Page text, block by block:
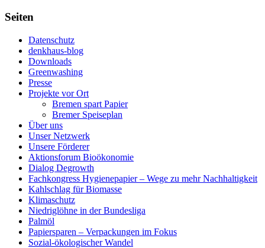
Seiten
Datenschutz
denkhaus-blog
Downloads
Greenwashing
Presse
Projekte vor Ort
Bremen spart Papier
Bremer Speiseplan
Über uns
Unser Netzwerk
Unsere Förderer
Aktionsforum Bioökonomie
Dialog Degrowth
Fachkongress Hygienepapier – Wege zu mehr Nachhaltigkeit
Kahlschlag für Biomasse
Klimaschutz
Niedriglöhne in der Bundesliga
Palmöl
Papiersparen – Verpackungen im Fokus
Sozial-ökologischer Wandel